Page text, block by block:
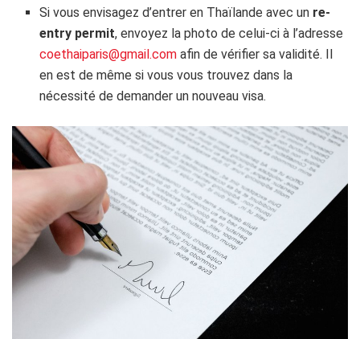
Si vous envisagez d’entrer en Thaïlande avec un re-
entry permit, envoyez la photo de celui-ci à l’adresse
coethaiparis@gmail.com afin de vérifier sa validité. Il
en est de même si vous vous trouvez dans la
nécessité de demander un nouveau visa.